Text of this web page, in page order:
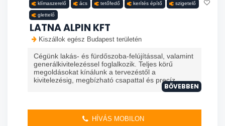
klímaszerelő ács tetőfedő kerítés építő szigetelő
glettelő
LATNA ALPIN KFT
Kiszállok egész Budapest területén
Cégünk lakás- és fürdőszoba-felújítással, valamint
generálkivitelezéssel foglalkozik. Teljes körű
megoldásokat kínálunk a tervezéstől a
kivitelezésig, megbízható csapattal és precíz ...
BŐVEBBEN
HÍVÁS MOBILON